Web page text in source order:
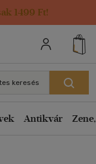
1499 Ft!
keresés
Antikvár